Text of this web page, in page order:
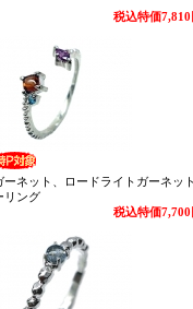
税込特価7,810
ーネット、ロードライトガーネット
リング
税込特価7,700